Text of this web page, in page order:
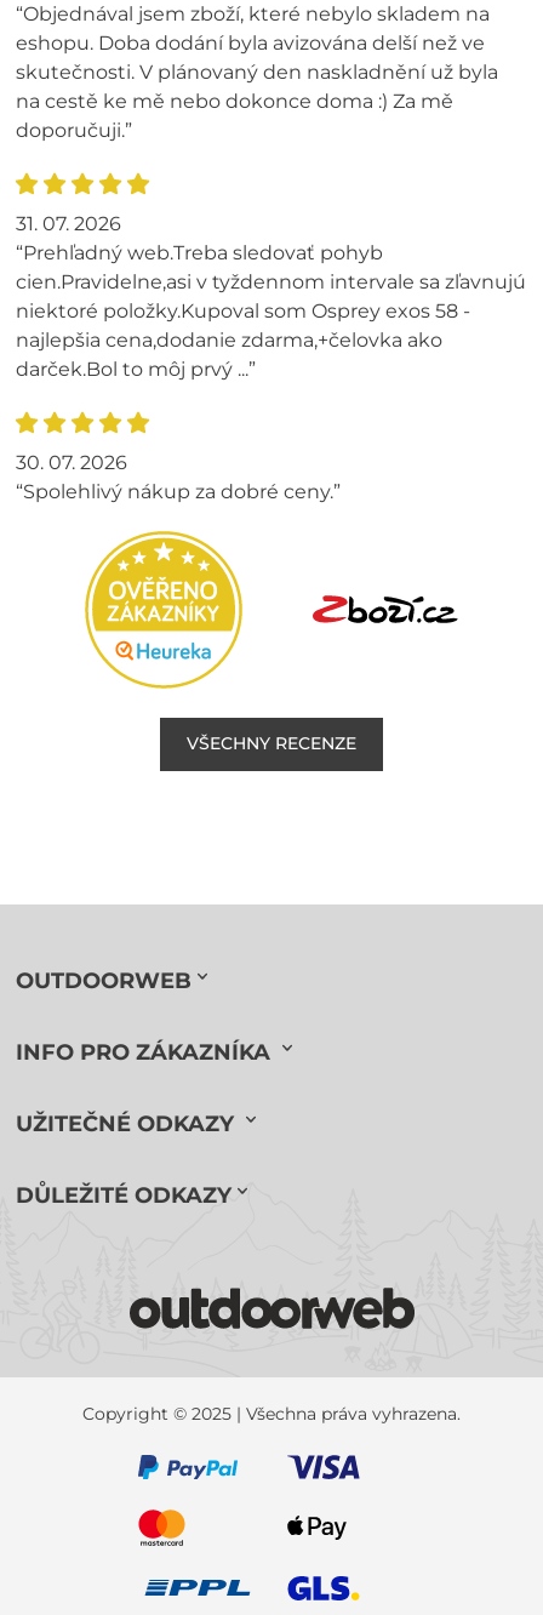
“Objednával jsem zboží, které nebylo skladem na
eshopu. Doba dodání byla avizována delší než ve
skutečnosti. V plánovaný den naskladnění už byla
na cestě ke mě nebo dokonce doma :) Za mě
doporučuji.”
31. 07. 2026
“Prehľadný web.Treba sledovať pohyb
cien.Pravidelne,asi v tyždennom intervale sa zľavnujú
niektoré položky.Kupoval som Osprey exos 58 -
najlepšia cena,dodanie zdarma,+čelovka ako
darček.Bol to môj prvý ...”
30. 07. 2026
“Spolehlivý nákup za dobré ceny.”
VŠECHNY RECENZE
OUTDOORWEB
INFO PRO ZÁKAZNÍKA
UŽITEČNÉ ODKAZY
DŮLEŽITÉ ODKAZY
Copyright © 2025 | Všechna práva vyhrazena.